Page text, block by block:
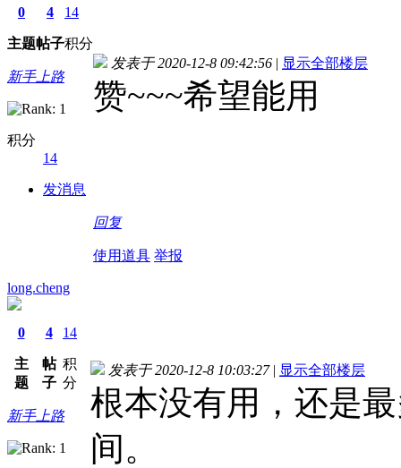
0
主题
4
帖子
14
积分
新手上路
积分
14
发消息
发表于 2020-12-8 09:42:56 | 显示全部楼层
赞~~~希望能用
回复
使用道具 举报
long.cheng
0
主
题
4
帖
子
14
积
分
新手上路
发表于 2020-12-8 10:03:27 | 显示全部楼层
根本没有用，还是
间。